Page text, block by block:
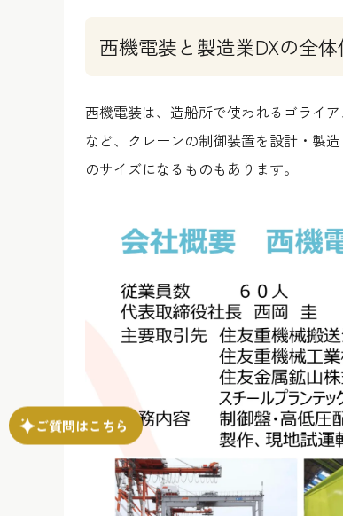
西機電装と製造業DXの全体
西機電装は、造船所で使われるゴライ
など、クレーンの制御装置を設計・製
のサイズになるものもあります。
ご質問はこちら